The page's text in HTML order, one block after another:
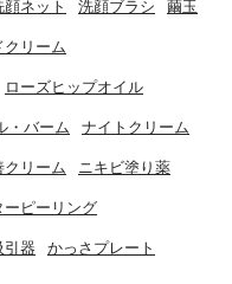
顔ネット 洗顔ブラシ 繭玉
クリーム
ローズヒップオイル
・バーム ナイトクリーム
クリーム ニキビ塗り薬
ーピーリング
引器 かっさプレート